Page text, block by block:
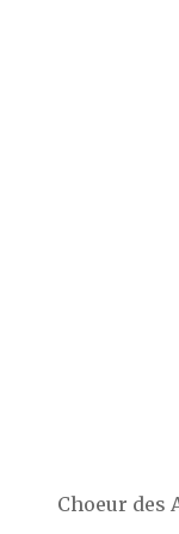
Choeur des